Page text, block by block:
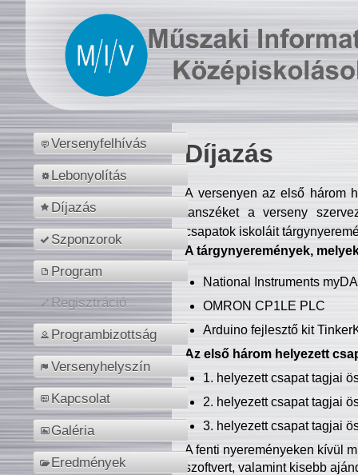
Versenyfelhívás
Lebonyolítás
Díjazás
Szponzorok
Program
Regisztráció
Programbizottság
Versenyhelyszín
Kapcsolat
Galéria
Eredmények
Díjazás
A versenyen az első három
tanszéket a verseny
csapatok iskoláit
A tárgynyeremények,
National Instruments
OMRON CP1LE PLC
Arduino fejlesztő kit
Az első három helyezett
1. helyezett csapat tagjai
2. helyezett csapat tagjai
3. helyezett csapat tagjai
A fenti nyereményeken kívül
szoftvert, valamint kisebb